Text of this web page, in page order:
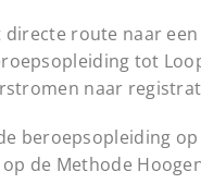
route naar
tot
naar
beroepsopleiding
de Methode